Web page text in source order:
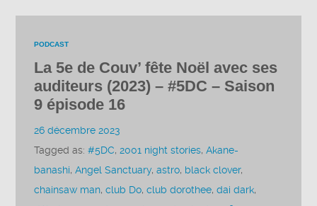
PODCAST
La 5e de Couv’ fête Noël avec ses
auditeurs (2023) – #5DC – Saison
9 épisode 16
26 décembre 2023
Tagged as:#5DC,2001 night stories,Akane-
banashi,Angel Sanctuary,astro, black clover,
chainsaw man,club Do,club dorothee,dai dark,